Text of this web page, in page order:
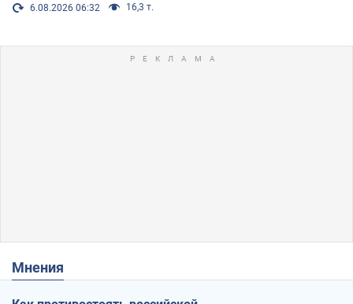
6.08.2026 06:32 16,3 т.
Мнения